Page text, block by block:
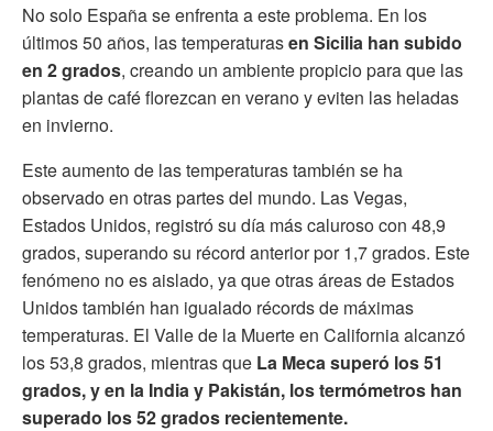
No solo España se enfrenta a este problema. En los
últimos 50 años, las temperaturasen Sicilia han subido
en 2 grados, creando un ambiente propicio para que las
plantas de café florezcan en verano y eviten las heladas
en invierno.
Este aumento de las temperaturas también se ha
observado en otras partes del mundo. Las Vegas,
Estados Unidos, registró su día más caluroso con 48,9
grados, superando su récord anterior por 1,7 grados. Este
fenómeno no es aislado, ya que otras áreas de Estados
Unidos también han igualado récords de máximas
temperaturas. El Valle de la Muerte en California alcanzó
los 53,8 grados, mientras que La Meca superó los 51
grados, y en la India y Pakistán, los termómetros han
superado los 52 grados recientemente.